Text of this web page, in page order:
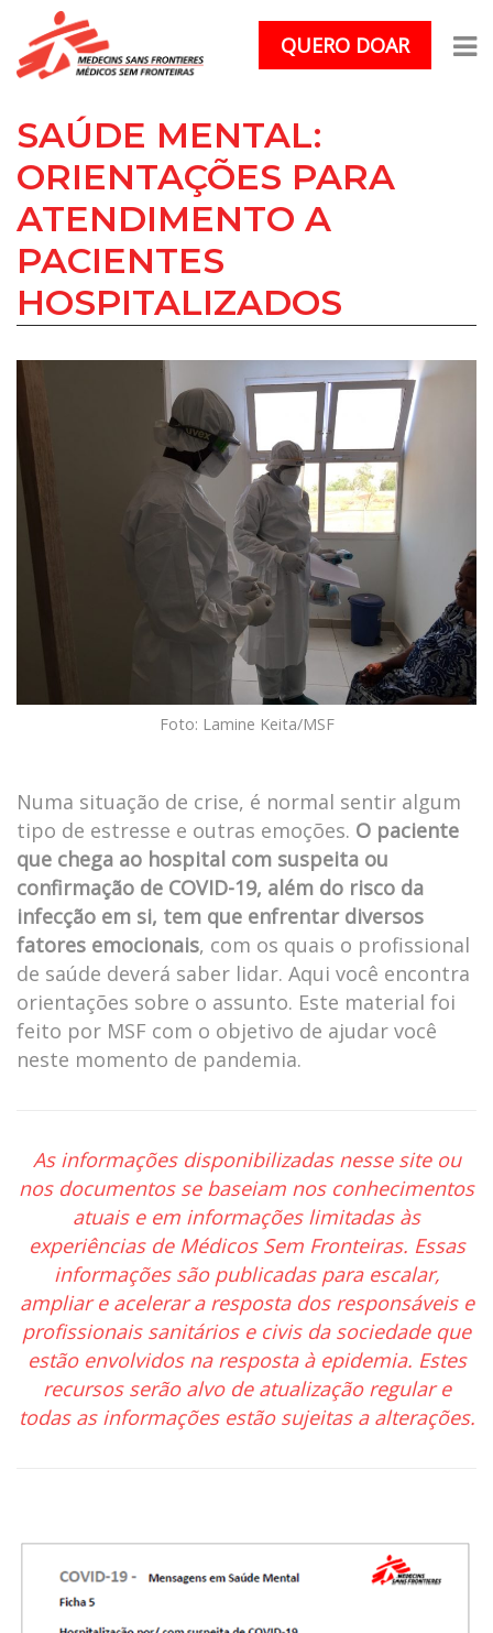
QUERO DOAR
SAÚDE MENTAL:
ORIENTAÇÕES PARA
ATENDIMENTO A
PACIENTES
HOSPITALIZADOS
Foto: Lamine Keita/MSF
Numa situação de crise, é normal sentir algum
tipo de estresse e outras emoções. O paciente
que chega ao hospital com suspeita ou
confirmação de COVID-19, além do risco da
infecção em si, tem que enfrentar diversos
fatores emocionai, com os quais o profissional
de saúde deverá saber lidar. Aqui você encontra
orientações sobre o assunto. Este material foi
feito por MSF com o objetivo de ajudar você
neste momento de pandemia.
As informações disponibilizadas nesse site ou
nos documentos se baseiam nos conhecimentos
atuais e em informações limitadas às
experiências de Médicos Sem Fronteiras. Essas
informações são publicadas para escalar,
ampliar e acelerar a resposta dos responsáveis e
profissionais sanitários e civis da sociedade que
estão envolvidos na resposta à epidemia. Estes
recursos serão alvo de atualização regular e
todas as informações estão sujeitas a alterações.